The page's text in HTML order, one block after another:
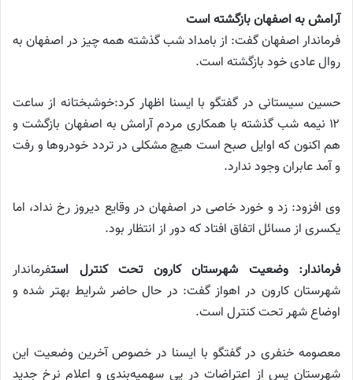
آرامش به اصفهان بازگشته است
فرماندار اصفهان گفت: از بامداد شب گذشته همه چیز در اصفهان به
روال عادی خود بازگشته است.
حسین سیستانی در گفتگو با ایسنا اظهار کرد:خوشبختانه از ساعت
۱۲ نیمه شب گذشته با همکاری مردم آرامش به اصفهان بازگشت و
هم اکنون که اوایل صبح است هیچ مشکلی در تردد خودرو‌ها و رفت
و آمد عابران وجود ندارد.
وی افزود: زد و خورد خاصی در اصفهان در وقایع دیروز رخ نداد، اما
یکسری از مسائل اتفاق افتاد که دور از انتظار بود.
فرماندار: وضعیت شهرستان کارون تحت کنترل استفرماندار
شهرستان کارون در اهواز گفت: در حال حاضر شرایط بهتر شده و
اوضاع شهر تحت کنترل است.
معصومه خنفری در گفتگو با ایسنا در خصوص آخرین وضعیت این
شهرستان پس از اعتراضات در پی سهمیه‌بندی و اعلام نرخ جدید